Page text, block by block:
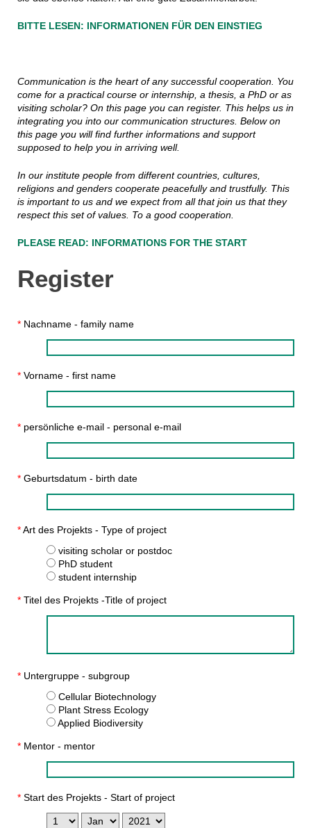
BITTE LESEN: INFORMATIONEN FÜR DEN EINSTIEG
Communication is the heart of any successful cooperation. You
come for a practical course or internship, a thesis, a PhD or as
visiting scholar? On this page you can register. This helps us in
integrating you into our communication structures. Below on
this page you will find further informations and support
supposed to help you in arriving well.
In our institute people from different countries, cultures,
religions and genders cooperate peacefully and trustfully. This
is important to us and we expect from all that join us that they
respect this set of values. To a good cooperation.
PLEASE READ: INFORMATIONS FOR THE START
Register
* Nachname - family name
* Vorname - first name
* persönliche e-mail - personal e-mail
* Geburtsdatum - birth date
*Art des Projekts - Type of project
visiting scholar or postdoc
PhD student
student internship
* Titel des Projekts -Title of project
* Untergruppe - subgroup
Cellular Biotechnology
Plant Stress Ecology
Applied Biodiversity
* Mentor - mentor
* Start des Projekts - Start of project